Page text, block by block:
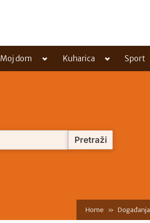
Moj dom
Toggle
menu
Kuharica
Toggle
menu
Sport
Home Događanja